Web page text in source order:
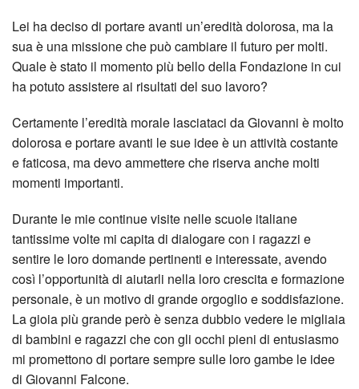
Lei ha deciso di portare avanti un’eredità dolorosa, ma la
sua è una missione che può cambiare il futuro per molti.
Quale è stato il momento più bello della Fondazione in cui
ha potuto assistere ai risultati del suo lavoro?
Certamente l’eredità morale lasciataci da Giovanni è molto
dolorosa e portare avanti le sue idee è un attività costante
e faticosa, ma devo ammettere che riserva anche molti
momenti importanti.
Durante le mie continue visite nelle scuole italiane
tantissime volte mi capita di dialogare con i ragazzi e
sentire le loro domande pertinenti e interessate, avendo
così l’opportunità di aiutarli nella loro crescita e formazione
personale, è un motivo di grande orgoglio e soddisfazione.
La gioia più grande però è senza dubbio vedere le migliaia
di bambini e ragazzi che con gli occhi pieni di entusiasmo
mi promettono di portare sempre sulle loro gambe le idee
di Giovanni Falcone.